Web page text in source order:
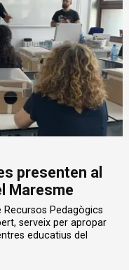
presenten al
Maresme
Recursos Pedagògics
serveix per apropar
educatius del